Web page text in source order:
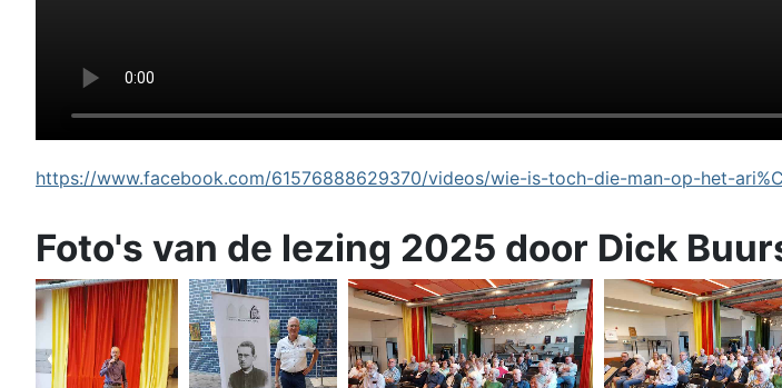
https://www.facebook.com/61576888629370/videos/wie-is-toch-die-man-op-het-
Foto's van de lezing 2025 door Dick